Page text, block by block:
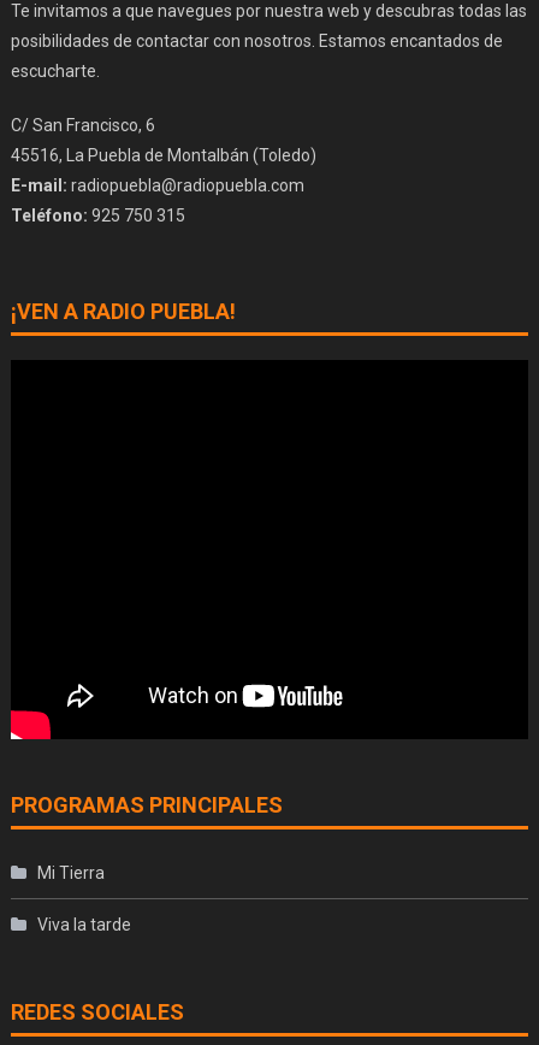
Te invitamos a que navegues por nuestra web y descubras todas las
posibilidades de contactar con nosotros. Estamos encantados de
escucharte.
C/ San Francisco, 6
45516, La Puebla de Montalbán (Toledo)
E-mail: radiopuebla@radiopuebla.com
Teléfono: 925 750 315
¡VEN A RADIO PUEBLA!
PROGRAMAS PRINCIPALES
Mi Tierra
Viva la tarde
REDES SOCIALES